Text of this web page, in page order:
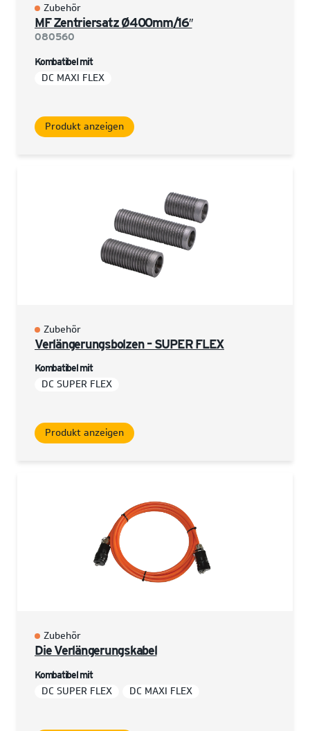
Zubehör
MF Zentriersatz Ø400mm/16″
080560
Kombatibel mit
DC MAXI FLEX
Produkt anzeigen
Zubehör
Verlängerungsbolzen – SUPER FLEX
Kombatibel mit
DC SUPER FLEX
Produkt anzeigen
Zubehör
Die Verlängerungskabel
Kombatibel mit
DC SUPER FLEX DC MAXI FLEX